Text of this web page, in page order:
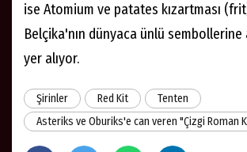
ise Atomium ve patates kızartması
Belçika'nın dünyaca ünlü
yer alıyor.
Şirinler Red Kit
Tenten
Asteriks ve Oburiks'e can veren "Çizgi Roman